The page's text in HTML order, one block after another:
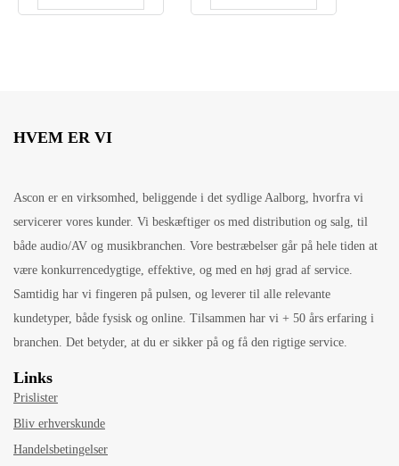
HVEM ER VI
Ascon er en virksomhed, beliggende i det sydlige Aalborg, hvorfra vi
servicerer vores kunder. Vi beskæftiger os med distribution og salg, til
både audio/AV og musikbranchen. Vore bestræbelser går på hele tiden at
være konkurrencedygtige, effektive, og med en høj grad af service.
Samtidig har vi fingeren på pulsen, og leverer til alle relevante
kundetyper, både fysisk og online. Tilsammen har vi + 50 års erfaring i
branchen. Det betyder, at du er sikker på og få den rigtige service.
Links
Prislister
Bliv erhverskunde
Handelsbetingelser